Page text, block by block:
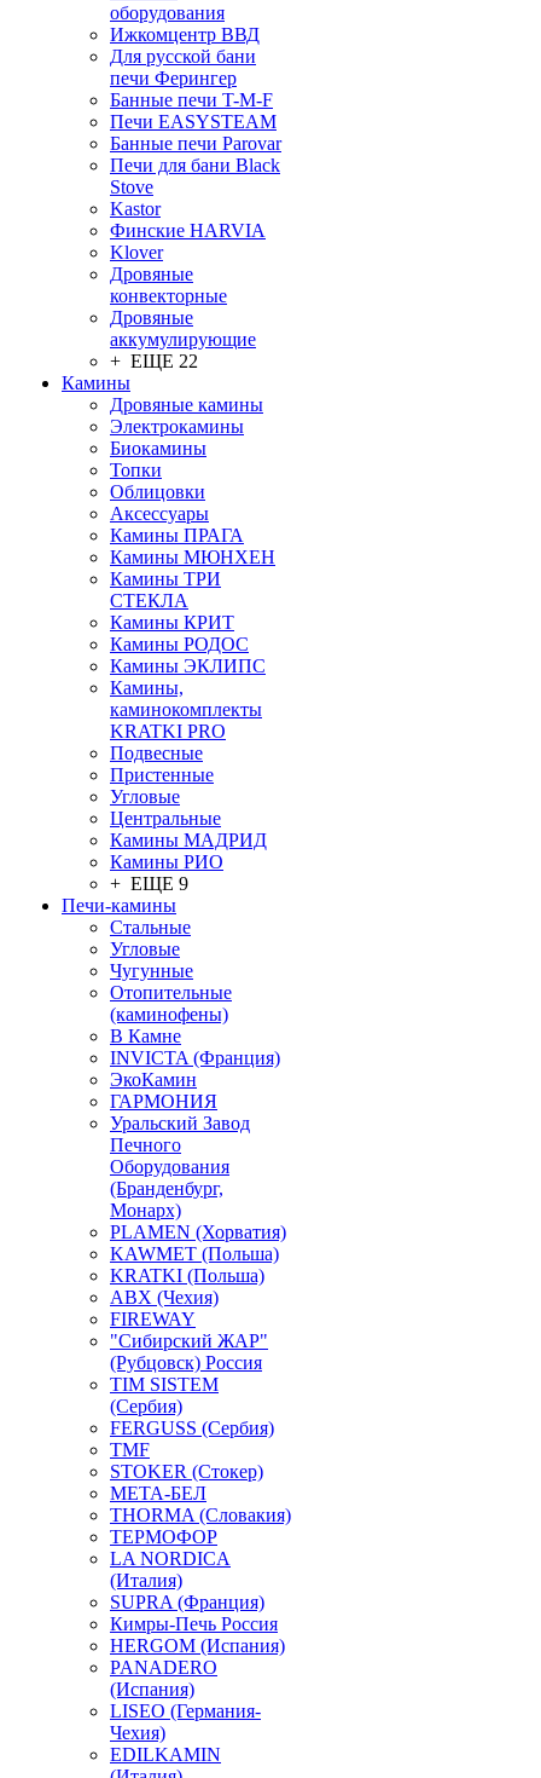
оборудования
Ижкомцентр ВВД
Для русской бани
печи Ферингер
Банные печи T-M-F
Печи EASYSTEAM
Банные печи Parovar
Печи для бани Black
Stove
Kastor
Финские HARVIA
Klover
Дровяные
конвекторные
Дровяные
аккумулирующие
+ ЕЩЕ 22
Камины
Дровяные камины
Электрокамины
Биокамины
Топки
Облицовки
Аксессуары
Камины ПРАГА
Камины МЮНХЕН
Камины ТРИ
СТЕКЛА
Камины КРИТ
Камины РОДОС
Камины ЭКЛИПС
Камины,
каминокомплекты
KRATKI PRO
Подвесные
Пристенные
Угловые
Центральные
Камины МАДРИД
Камины РИО
+ ЕЩЕ 9
Печи-камины
Стальные
Угловые
Чугунные
Отопительные
(каминофены)
В Камне
INVICTA (Франция)
ЭкоКамин
ГАРМОНИЯ
Уральский Завод
Печного
Оборудования
(Бранденбург,
Монарх)
PLAMEN (Хорватия)
KAWMET (Польша)
KRATKI (Польша)
ABX (Чехия)
FIREWAY
"Сибирский ЖАР"
(Рубцовск) Россия
TIM SISTEM
(Сербия)
FERGUSS (Сербия)
TMF
STOKER (Стокер)
МЕТА-БЕЛ
THORMA (Словакия)
ТЕРМОФОР
LA NORDICA
(Италия)
SUPRA (Франция)
Кимры-Печь Россия
HERGOM (Испания)
PANADERO
(Испания)
LISEO (Германия-
Чехия)
EDILKAMIN